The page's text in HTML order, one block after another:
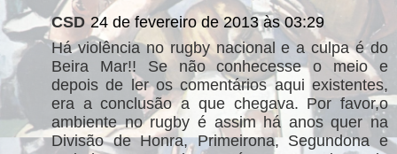
CSD 24 de fevereiro de 2013 às 03:29
Há violência no rugby nacional e a culpa é do
Beira Mar!! Se não conhecesse o meio e
depois de ler os comentários aqui existentes,
era a conclusão a que chegava. Por favor,o
ambiente no rugby é assim há anos quer na
Divisão de Honra, Primeirona, Segundona e